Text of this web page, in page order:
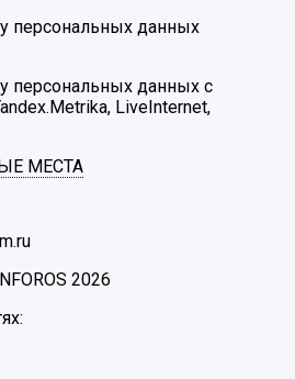
персональных данных
персональных данных с
LiveInternet,
МЕСТА
2026